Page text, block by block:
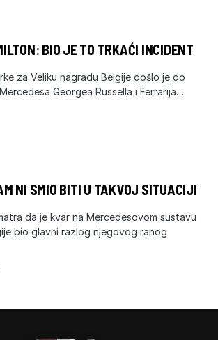
BIO JE TO TRKAĆI INCIDENT
za Veliku nagradu Belgije došlo je do
Georgea Russella i Ferrarija…
NI SMIO BITI U TAKVOJ SITUACIJI
da je kvar na Mercedesovom sustavu
bio glavni razlog njegovog ranog